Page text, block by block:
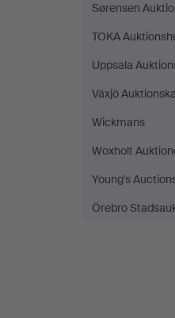
Sørensen
TOKA
Uppsala
Växjö
Wickmans
Woxholt
Young's
Örebro